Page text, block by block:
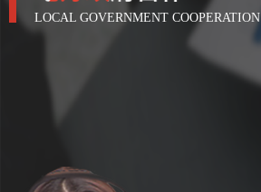
LOCAL GOVERNMENT COOPERATION